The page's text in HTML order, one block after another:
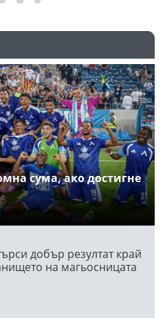
сума, ако достигне
добър резултат край
на магьосницата